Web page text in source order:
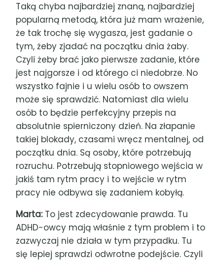
Taką chyba najbardziej znaną, najbardziej
popularną metodą, która już mam wrażenie,
że tak trochę się wygasza, jest gadanie o
tym, żeby zjadać na początku dnia żaby.
Czyli żeby brać jako pierwsze zadanie, które
jest najgorsze i od którego ci niedobrze. No
wszystko fajnie i u wielu osób to owszem
może się sprawdzić. Natomiast dla wielu
osób to będzie perfekcyjny przepis na
absolutnie spierniczony dzień. Na złapanie
takiej blokady, czasami wręcz mentalnej, od
początku dnia. Są osoby, które potrzebują
rozruchu. Potrzebują stopniowego wejścia w
jakiś tam rytm pracy i to wejście w rytm
pracy nie odbywa się zadaniem kobyłą.
Marta: To jest zdecydowanie prawda. Tu
ADHD-owcy mają właśnie z tym problem i to
zazwyczaj nie działa w tym przypadku. Tu
się lepiej sprawdzi odwrotne podejście. Czyli